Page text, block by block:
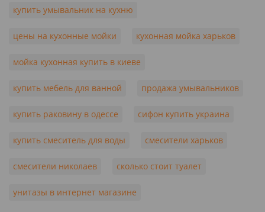
купить умывальник на кухню
цены на кухонные мойки кухонная мойка харьков
мойка кухонная купить в киеве
купить мебель для ванной продажа умывальников
купить раковину в одессе сифон купить украина
купить смеситель для воды смесители харьков
смесители николаев сколько стоит туалет
унитазы в интернет магазине